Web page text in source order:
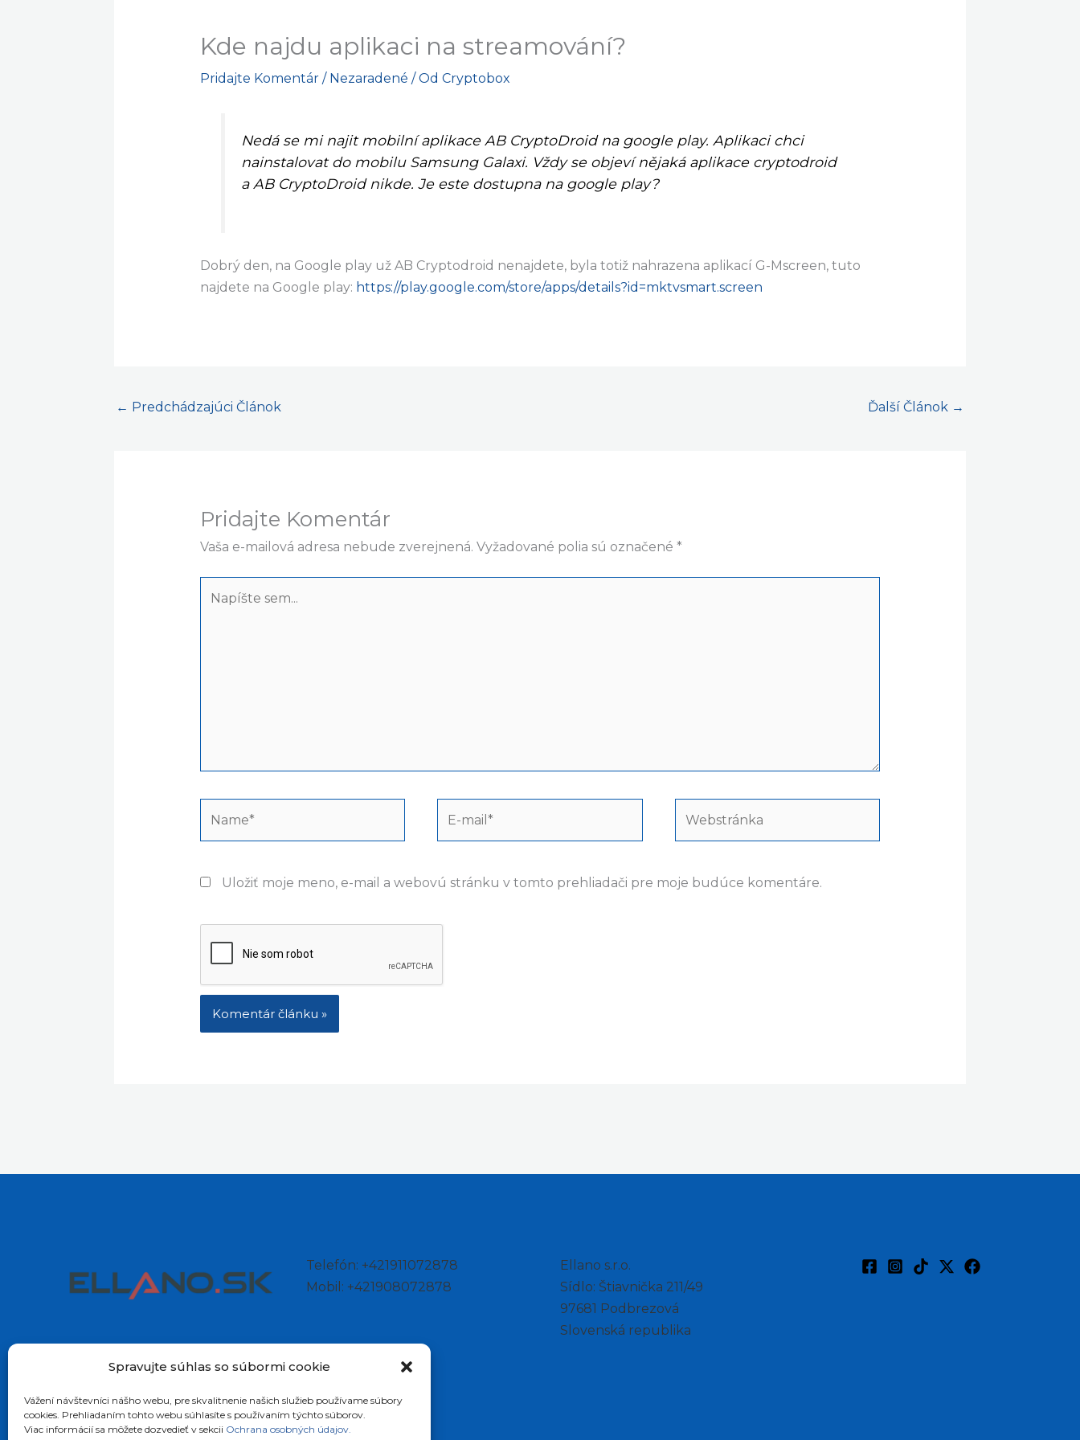
Spravujte súhlas so súbormi cookie
Vážení návštevníci nášho webu, pre skvalitnenie našich služieb používame súbory
cookies. Prehliadaním tohto webu súhlasíte s používaním týchto súborov.
Viac informácií sa môžete dozvedieť v sekcii Ochrana osobných údajov.
Kde najdu aplikaci na streamování?
Pridajte Komentár / Nezaradené / Od Cryptobox
Nedá se mi najit mobilní aplikace AB CryptoDroid na google play. Aplikaci chci
nainstalovat do mobilu Samsung Galaxi. Vždy se objeví nějaká aplikace cryptodroid
a AB CryptoDroid nikde. Je este dostupna na google play?
Dobrý den, na Google play už AB Cryptodroid nenajdete, byla totiž nahrazena aplikací G-Mscreen, tuto
najdete na Google play: https://play.google.com/store/apps/details?id=mktvsmart.screen
← Predchádzajúci Článok Ďalší Článok →
Pridajte Komentár
Vaša e-mailová adresa nebude zverejnená. Vyžadované polia sú označené *
sem...
Uložiť moje meno, e-mail a webovú stránku v tomto prehliadači pre moje budúce komentáre.
Telefón: +421911072878
Mobil: +421908072878
Ellano s.r.o.
Sídlo: Štiavnička 211/49
97681 Podbrezová
Slovenská republika